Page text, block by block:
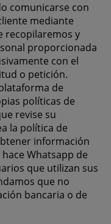
comunicarse con
mediante
recopilaremos y
proporcionada
con el
o petición.
de
políticas de
revise su
la política de
información
Whatsapp de
que utilizan sus
que no
bancaria o de